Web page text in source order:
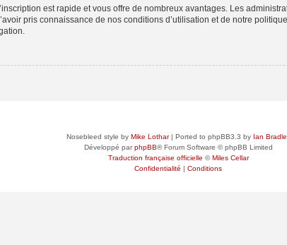
est rapide et vous offre de nombreux avantages. Les
pris connaissance de nos conditions d’utilisation et de notre
Nosebleed style by Mike Lothar| Ported to phpBB3.3 by Ian
Développé parphpBB® Forum Software © phpBB Limited
Traduction française officielle ©Miles Cellar
Confidentialité | Conditions